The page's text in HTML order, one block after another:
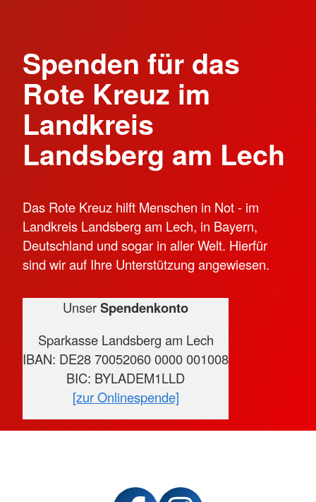
Spenden für das
Rote Kreuz im
Landkreis
Landsberg am Lech
Das Rote Kreuz hilft Menschen in Not - im
Landkreis Landsberg am Lech, in Bayern,
Deutschland und sogar in aller Welt. Hierfür
sind wir auf Ihre Unterstützung angewiesen.
UnserSpendenkonto
Sparkasse Landsberg am Lech
IBAN: DE28 70052060 0000 001008
BIC: BYLADEM1LLD
[zur Onlinespende]